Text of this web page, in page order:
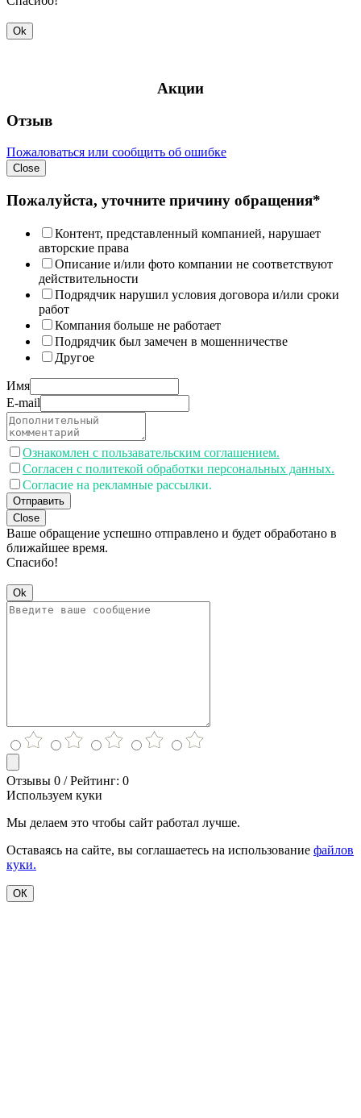
Ok
Акции
Отзыв
Пожаловаться или сообщить об ошибке
Close
Пожалуйста, уточните причину обращения*
Контент, представленный компанией, нарушает
авторские права
Описание и/или фото компании не соответствуют
действительности
Подрядчик нарушил условия договора и/или сроки
работ
Компания больше не работает
Подрядчик был замечен в мошенничестве
Другое
Имя
E-mail
Ознакомлен с пользавательским соглашением.
Согласен с политекой обработки персональных данных.
Согласие на рекламные рассылки.
Отправить
Close
Ваше обращение успешно отправлено и будет обработано в
ближайшее время.
Спасибо!
Ok
Отзывы 0 / Рейтинг: 0
Используем куки
Мы делаем это чтобы сайт работал лучше.
Оставаясь на сайте, вы соглашаетесь на использование файлов
куки.
ОК